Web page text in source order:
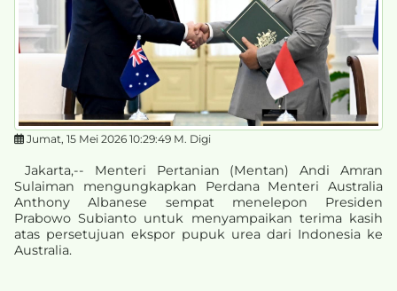
Jumat, 15 Mei 2026 10:29:49 M. Digi
Jakarta,-- Menteri Pertanian (Mentan) Andi Amran
Sulaiman mengungkapkan Perdana Menteri Australia
Anthony Albanese sempat menelepon Presiden
Prabowo Subianto untuk menyampaikan terima kasih
atas persetujuan ekspor pupuk urea dari Indonesia ke
Australia.